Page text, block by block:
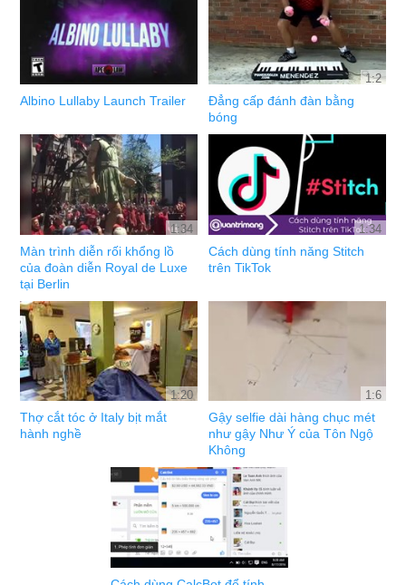
Albino Lullaby Launch Trailer
1:2
Đẳng cấp đánh đàn bằng
bóng
1:34
Màn trình diễn rối khổng lồ
của đoàn diễn Royal de Luxe
tại Berlin
1:34
Cách dùng tính năng Stitch
trên TikTok
1:20
Thợ cắt tóc ở Italy bịt mắt
hành nghề
1:6
Gậy selfie dài hàng chục mét
như gậy Như Ý của Tôn Ngộ
Không